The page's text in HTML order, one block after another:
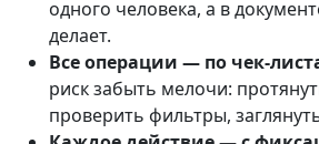
одного человека, а в
делает.
Все операции — по чек-
риск забыть мелочи:
проверить фильтры,